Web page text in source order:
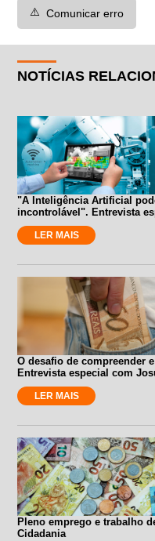
⚠️ Comunicar erro
NOTÍCIAS
"A Inteligência Artificial
incontrolável". Entrevista
LER MAIS
O desafio de compreender
Entrevista especial com
LER MAIS
Pleno emprego e trabalho
Cidadania